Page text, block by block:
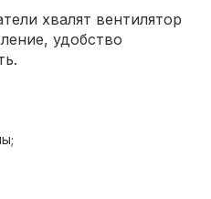
хвалят вентилятор
удобство